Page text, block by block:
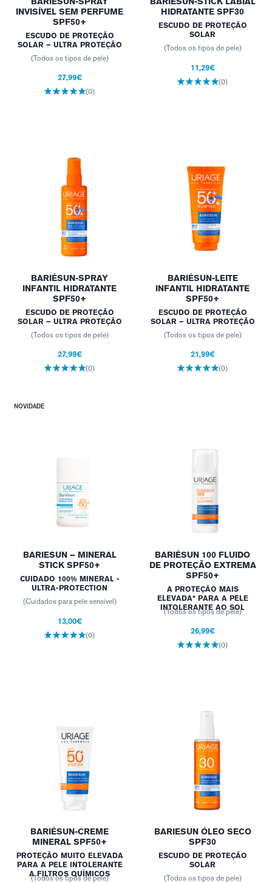
INVISÍVEL SEM PERFUME
SPF50+
ESCUDO DE PROTEÇÃO
SOLAR – ULTRA PROTEÇÃO
(Todos os tipos de pele)
27,99€
(0)
HIDRATANTE SPF30
ESCUDO DE PROTEÇÃO
SOLAR
(Todos os tipos de pele)
11,29€
(0)
BARIÉSUN-SPRAY
INFANTIL HIDRATANTE
SPF50+
ESCUDO DE PROTEÇÃO
SOLAR – ULTRA PROTEÇÃO
(Todos os tipos de pele)
27,99€
(0)
BARIÉSUN-LEITE
INFANTIL HIDRATANTE
SPF50+
ESCUDO DE PROTEÇÃO
SOLAR – ULTRA PROTEÇÃO
(Todos os tipos de pele)
21,99€
(0)
NOVIDADE
BARIESUN – MINERAL
STICK SPF50+
CUIDADO 100% MINERAL -
ULTRA-PROTECTION
(Cuidados para pele sensível)
13,00€
(0)
BARIÉSUN 100 FLUIDO
DE PROTEÇÃO EXTREMA
SPF50+
A PROTEÇÃO MAIS
ELEVADA* PARA A PELE
INTOLERANTE AO SOL
(Todos os tipos de pele)
26,99€
(0)
BARIÉSUN-CREME
MINERAL SPF50+
PROTEÇÃO MUITO ELEVADA
PARA A PELE INTOLERANTE
A FILTROS QUÍMICOS
(Todos os tipos de pele)
BARIESUN ÓLEO SECO
SPF30
ESCUDO DE PROTEÇÃO
SOLAR
(Todos os tipos de pele)